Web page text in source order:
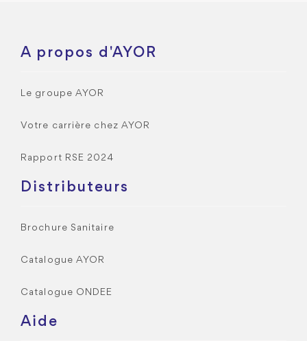
A propos d'AYOR
Le groupe AYOR
Votre carrière chez AYOR
Rapport RSE 2024
Distributeurs
Brochure Sanitaire
Catalogue AYOR
Catalogue ONDEE
Aide